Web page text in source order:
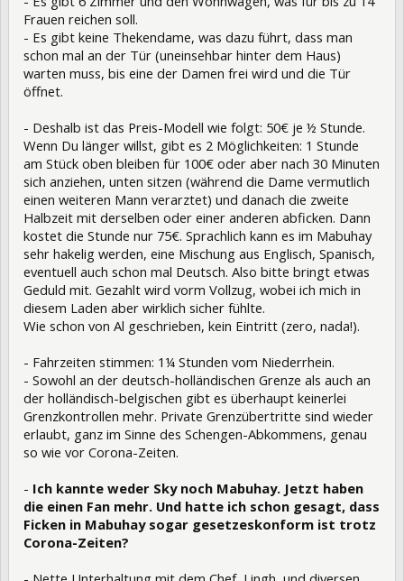
Frauen reichen soll.
- Es gibt keine Thekendame, was dazu führt, dass man
schon mal an der Tür (uneinsehbar hinter dem Haus)
warten muss, bis eine der Damen frei wird und die Tür
öffnet.
- Deshalb ist das Preis-Modell wie folgt: 50€ je ½ Stunde.
Wenn Du länger willst, gibt es 2 Möglichkeiten: 1 Stunde
am Stück oben bleiben für 100€ oder aber nach 30 Minuten
sich anziehen, unten sitzen (während die Dame vermutlich
einen weiteren Mann verarztet) und danach die zweite
Halbzeit mit derselben oder einer anderen abficken. Dann
kostet die Stunde nur 75€. Sprachlich kann es im Mabuhay
sehr hakelig werden, eine Mischung aus Englisch, Spanisch,
eventuell auch schon mal Deutsch. Also bitte bringt etwas
Geduld mit. Gezahlt wird vorm Vollzug, wobei ich mich in
diesem Laden aber wirklich sicher fühlte.
Wie schon von Al geschrieben, kein Eintritt (zero, nada!).
- Fahrzeiten stimmen: 1¼ Stunden vom Niederrhein.
- Sowohl an der deutsch-holländischen Grenze als auch an
der holländisch-belgischen gibt es überhaupt keinerlei
Grenzkontrollen mehr. Private Grenzübertritte sind wieder
erlaubt, ganz im Sinne des Schengen-Abkommens, genau
so wie vor Corona-Zeiten.
- Ich kannte weder Sky noch Mabuhay. Jetzt haben
die einen Fan mehr. Und hatte ich schon gesagt, dass
Ficken in Mabuhay sogar gesetzeskonform ist trotz
Corona-Zeiten?